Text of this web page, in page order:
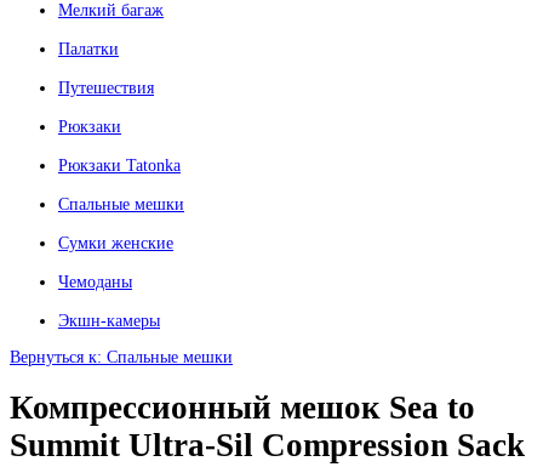
Мелкий багаж
Палатки
Путешествия
Рюкзаки
Рюкзаки Tatonka
Спальные мешки
Сумки женские
Чемоданы
Экшн-камеры
Вернуться к: Спальные мешки
Компрессионный мешок Sea to
Summit Ultra-Sil Compression Sack